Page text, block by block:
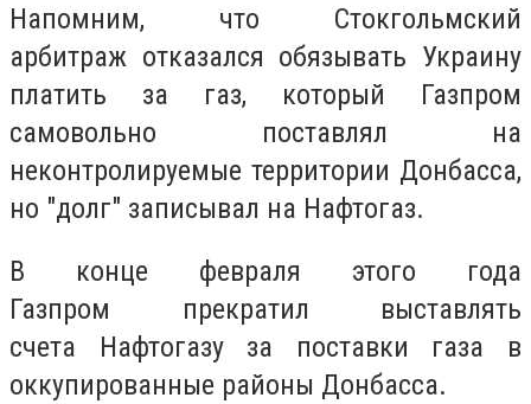
Напомним, что Стокгольмский
арбитраж отказался обязывать Украину
платить за газ, который Газпром
самовольно поставлял на
неконтролируемые территории Донбасса,
но "долг" записывал на Нафтогаз.
В конце февраля этого года
Газпром прекратил выставлять
счета Нафтогазу за поставки газа в
оккупированные районы Донбасса.